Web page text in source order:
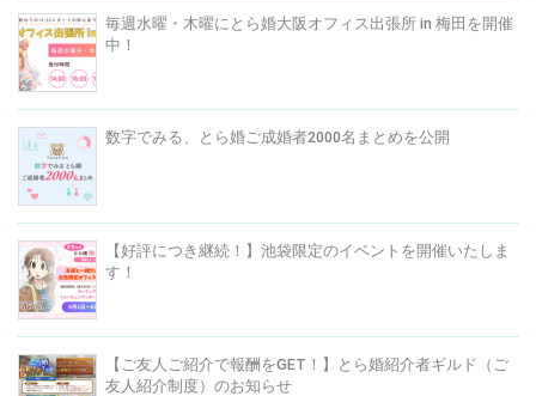
毎週水曜・木曜にとら婚大阪オフィス出張所 in 梅田を開催
中！
数字でみる、とら婚ご成婚者2000名まとめを公開
【好評につき継続！】池袋限定のイベントを開催いたしま
す！
【ご友人ご紹介で報酬をGET！】とら婚紹介者ギルド（ご
友人紹介制度）のお知らせ